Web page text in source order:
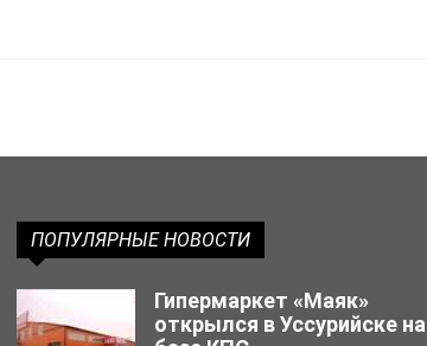
ПОПУЛЯРНЫЕ НОВОСТИ
Гипермаркет «Маяк»
открылся в Уссурийске на